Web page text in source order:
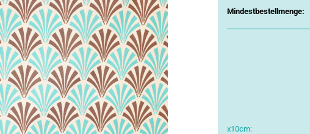
Mindestbestellmenge:
x10cm: